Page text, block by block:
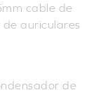
cable de
auriculares
de